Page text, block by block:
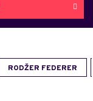
RODŽER FEDERER